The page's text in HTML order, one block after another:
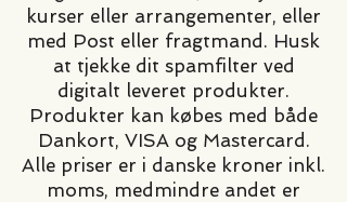
kurser eller arrangementer, eller
med Post eller fragtmand. Husk
at tjekke dit spamfilter ved
digitalt leveret produkter.
Produkter kan købes med både
Dankort, VISA og Mastercard.
Alle priser er i danske kroner inkl.
moms, medmindre andet er